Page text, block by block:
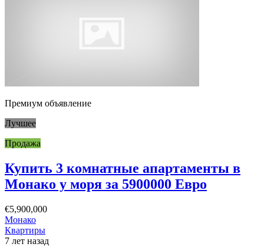
Премиум объявление
Лучшее
Продажа
Купить 3 комнатные апартаменты в
Монако у моря за 5900000 Евро
€5,900,000
Монако
Квартиры
7 лет назад